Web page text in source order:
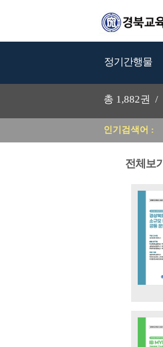
정기간행물
총 1,882권 /
인기검색어 :
전체보기